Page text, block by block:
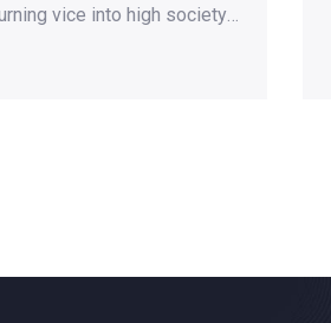
vice into high society.
how class, control, and
economies.